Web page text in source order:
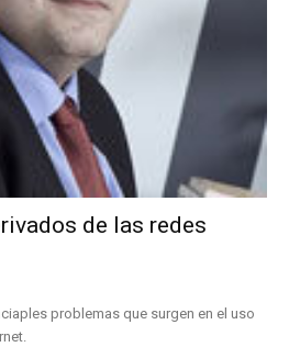
de las redes
problemas que surgen en el uso